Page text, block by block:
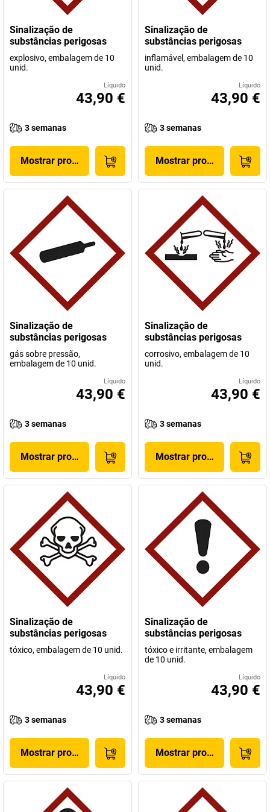
Sinalização de
substâncias perigosas
explosivo, embalagem de 10
unid.
Líquido
43,90 €
3 semanas
Mostrar produto
Sinalização de
substâncias perigosas
inflamável, embalagem de 10
unid.
Líquido
43,90 €
3 semanas
Mostrar produto
Sinalização de
substâncias perigosas
gás sobre pressão,
embalagem de 10 unid.
Líquido
43,90 €
3 semanas
Mostrar produto
Sinalização de
substâncias perigosas
corrosivo, embalagem de 10
unid.
Líquido
43,90 €
3 semanas
Mostrar produto
Sinalização de
substâncias perigosas
tóxico, embalagem de 10 unid.
Líquido
43,90 €
3 semanas
Mostrar produto
Sinalização de
substâncias perigosas
tóxico e irritante, embalagem
de 10 unid.
Líquido
43,90 €
3 semanas
Mostrar produto